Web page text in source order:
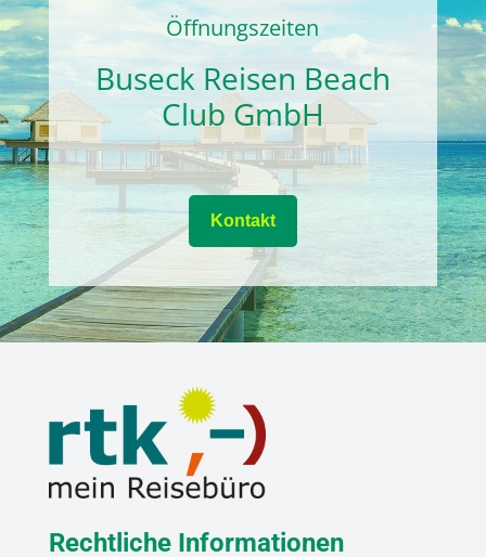
Öffnungszeiten
Buseck Reisen Beach
Club GmbH
Kontakt
Rechtliche Informationen